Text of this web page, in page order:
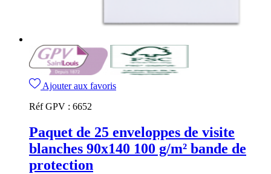
Ajouter aux favoris
Réf GPV : 6652
Paquet de 25 enveloppes de visite
blanches 90x140 100 g/m² bande de
protection